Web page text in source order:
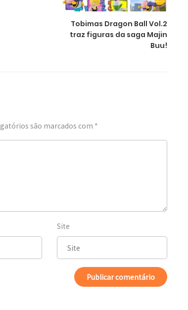
Tobimas Dragon Ball Vol.2
traz figuras da saga Majin
Buu!
são marcados com *
Site